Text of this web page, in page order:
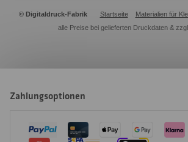
© Digitaldruck-Fabrik Startseite Materialien für
alle Preise bei gelieferten Druckdaten & zzgl.
Zahlungsoptionen